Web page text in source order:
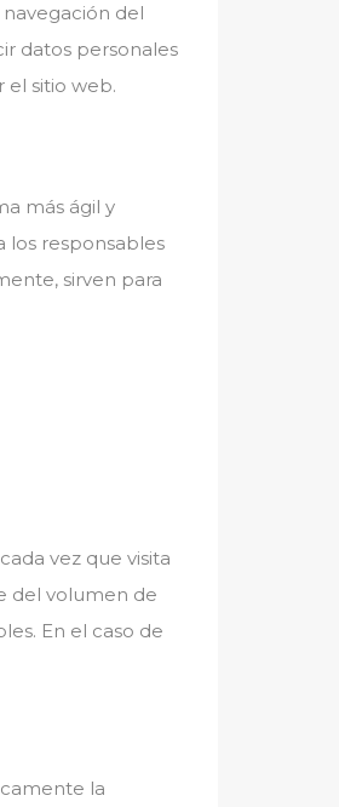
del
datos personales
el sitio web.
más ágil y
los responsables
sirven para
vez que visita
del volumen de
En el caso de
la